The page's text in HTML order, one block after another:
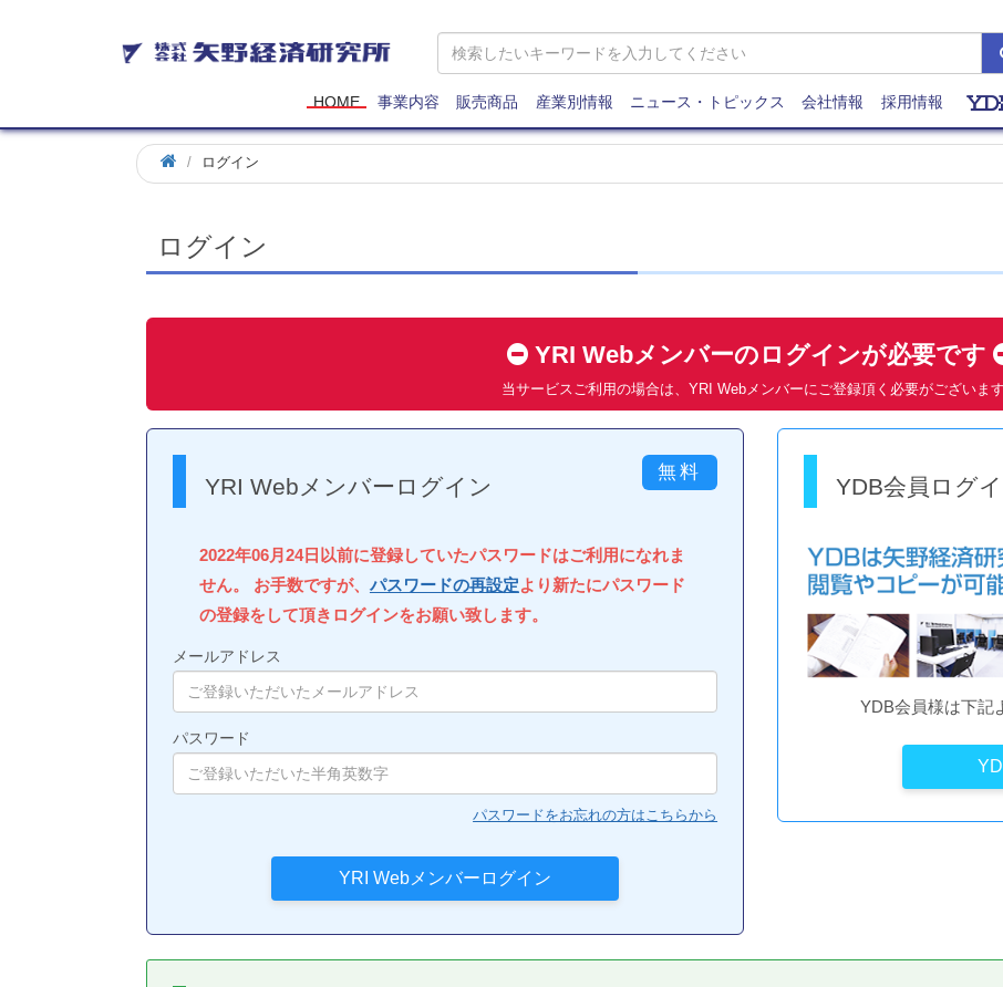
矢
野
研
究
所
HOME 事業内容 販売商品 産業別情報 ニュース・トピックス 会社情報 採用情報
ログイン
ログイン
YRI Webメンバーのログインが必要です
当サービスご利用の場合は、YRI Webメンバーにご登録頂く必要がございます
YRI Webメンバーログイン
2022年06月24日以前に登録していたパスワードはご利用になれま
せん。 お手数ですが、 パスワードの再設定より新たにパスワード
の登録をして頂きログインをお願い致します。
メールアドレス
パスワード
パスワードをお忘れの方はこちらから
YDB会員ログ
YDB会員様は下記